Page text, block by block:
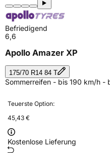
Befriedigend
6,6
Apollo Amazer XP
175/70 R14 84 T
Sommerreifen - bis 190 km/h -
Teuerste Option:
45,43 €
Kostenlose Lieferung